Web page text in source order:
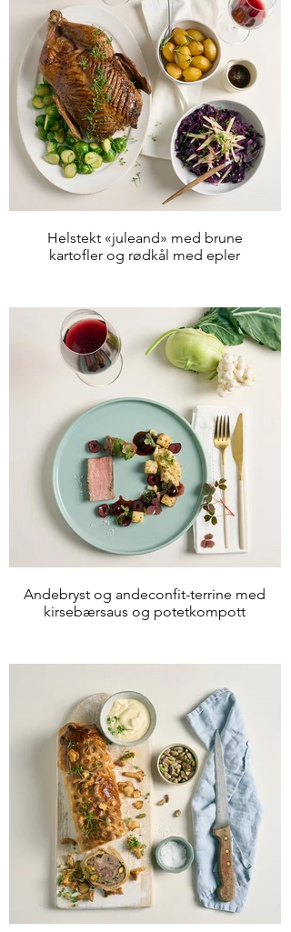
Helstekt «juleand» med brune
kartofler og rødkål med epler
Andebryst og andeconfit-terrine med
kirsebærsaus og potetkompott